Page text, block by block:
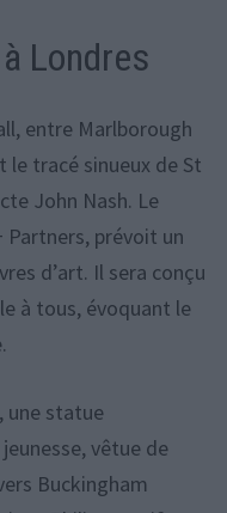
Londres
entre Marlborough
le tracé sinueux de St
John Nash. Le
prévoit un
d’art. Il sera conçu
à tous, évoquant le
une statue
vêtue de
Buckingham